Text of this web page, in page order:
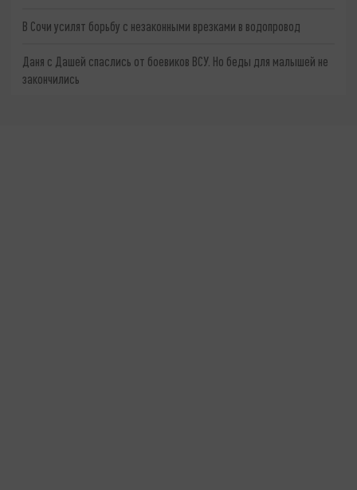
В Сочи усилят борьбу с незаконными врезками в водопровод
Даня с Дашей спаслись от боевиков ВСУ. Но беды для малышей не
закончились